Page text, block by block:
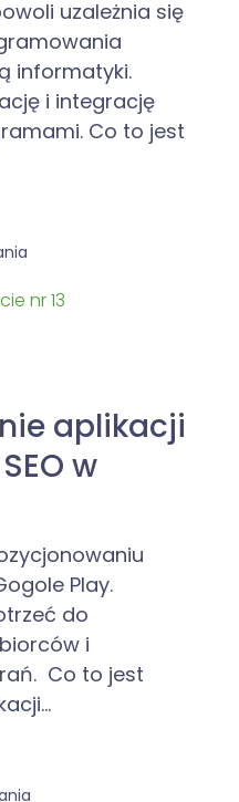
uzależnia się
informatyki.
i integrację
Co to jest
aplikacji
w
Play.
do
i
Co to jest